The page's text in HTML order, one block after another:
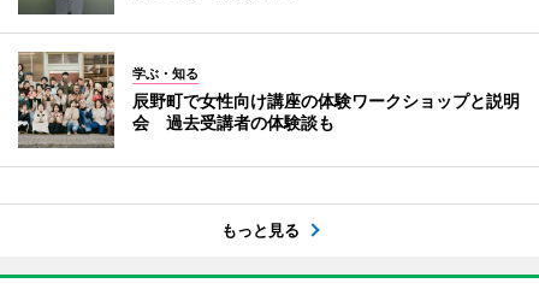
学ぶ・知る
辰野町で女性向け講座の体験ワークショップと説明
会 過去受講者の体験談も
もっと見る